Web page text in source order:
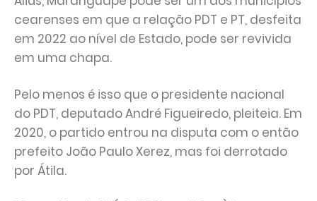
cearenses em que a relação PDT e PT, desfeita
em 2022 ao nível de Estado, pode ser revivida
em uma chapa.
Pelo menos é isso que o presidente nacional
do PDT, deputado André Figueiredo, pleiteia. Em
2020, o partido entrou na disputa com o então
prefeito João Paulo Xerez, mas foi derrotado
por Átila.